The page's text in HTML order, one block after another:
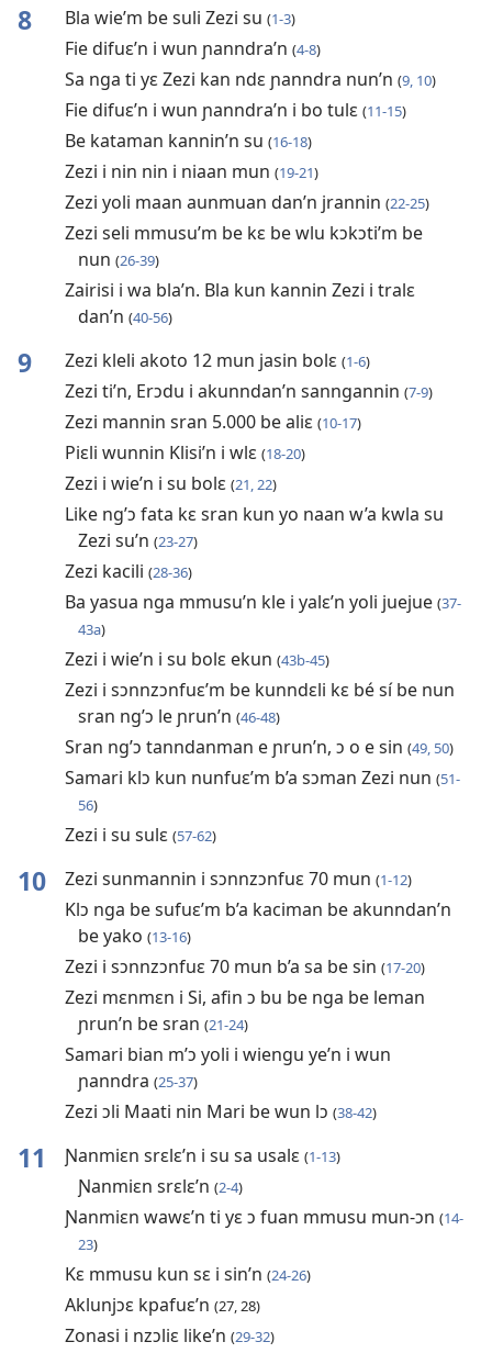
8 Bla wie’m be suli Zezi su (1-3)
Fie difuɛ’n i wun ɲanndra’n (4-8)
Sa nga ti yɛ Zezi kan ndɛ ɲanndra nun’n (9, 10)
Fie difuɛ’n i wun ɲanndra’n i bo tulɛ (11-15)
Be kataman kannin’n su (16-18)
Zezi i nin nin i niaan mun (19-21)
Zezi yoli maan aunmuan dan’n jrannin (22-25)
Zezi seli mmusu’m be kɛ be wlu kɔkɔti’m be
nun (26-39)
Zairisi i wa bla’n. Bla kun kannin Zezi i tralɛ
dan’n (40-56)
9 Zezi kleli akoto 12 mun jasin bolɛ (1-6)
Zezi ti’n, Erɔdu i akunndan’n sanngannin (7-9)
Zezi mannin sran 5.000 be aliɛ (10-17)
Piɛli wunnin Klisi’n i wlɛ (18-20)
Zezi i wie’n i su bolɛ (21, 22)
Like ng’ɔ fata kɛ sran kun yo naan w’a kwla su
Zezi su’n (23-27)
Zezi kacili (28-36)
Ba yasua nga mmusu’n kle i yalɛ’n yoli juejue (37-
43a)
Zezi i wie’n i su bolɛ ekun (43b-45)
Zezi i sɔnnzɔnfuɛ’m be kunndɛli kɛ bé sí be nun
sran ng’ɔ le ɲrun’n (46-48)
Sran ng’ɔ tanndanman e ɲrun’n, ɔ o e sin (49, 50)
Samari klɔ kun nunfuɛ’m b’a sɔman Zezi nun (51-
56)
Zezi i su sulɛ (57-62)
10 Zezi sunmannin i sɔnnzɔnfuɛ 70 mun (1-12)
Klɔ nga be sufuɛ’m b’a kaciman be akunndan’n
be yako (13-16)
Zezi i sɔnnzɔnfuɛ 70 mun b’a sa be sin (17-20)
Zezi mɛnmɛn i Si, afin ɔ bu be nga be leman
ɲrun’n be sran (21-24)
Samari bian m’ɔ yoli i wiengu ye’n i wun
ɲanndra (25-37)
Zezi ɔli Maati nin Mari be wun lɔ (38-42)
11 Ɲanmiɛn srɛlɛ’n i su sa usalɛ (1-13)
Ɲanmiɛn srɛlɛ’n (2-4)
Ɲanmiɛn wawɛ’n ti yɛ ɔ fuan mmusu mun-ɔn (14-
23)
Kɛ mmusu kun sɛ i sin’n (24-26)
Aklunjɔɛ kpafuɛ’n (27, 28)
Zonasi i nzɔliɛ like’n (29-32)